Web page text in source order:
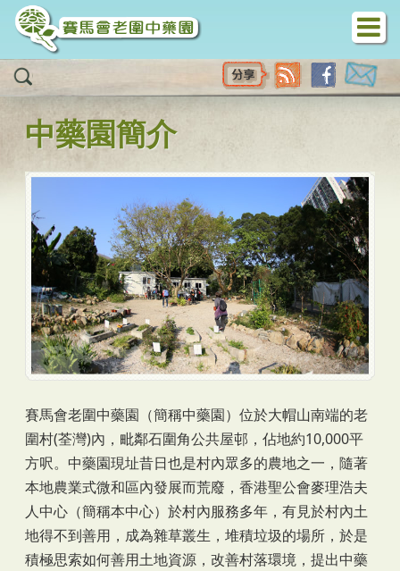
移至主內容
中藥園簡介
賽馬會老圍中藥園（簡稱中藥園）位於大帽山南端的老
圍村(荃灣)內，毗鄰石圍角公共屋邨，佔地約10,000平
方呎。中藥園現址昔日也是村內眾多的農地之一，隨著
本地農業式微和區內發展而荒廢，香港聖公會麥理浩夫
人中心（簡稱本中心）於村內服務多年，有見於村內土
地得不到善用，成為雜草叢生，堆積垃圾的場所，於是
積極思索如何善用土地資源，改善村落環境，提出中藥